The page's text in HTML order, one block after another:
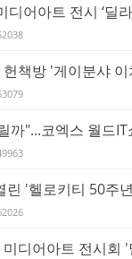
어아트 전시 ‘딜
책방 '게이분샤
까"...코엑스 월드
린 '헬로키티 50주
디어아트 전시회